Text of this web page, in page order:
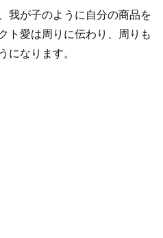
我が子のように自分の商品を
ト愛は周りに伝わり、周りも
なります。